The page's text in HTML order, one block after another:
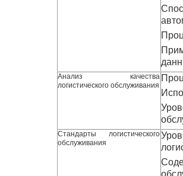
Анализ качества
логистического обслуживания
Стандарты логистического
обслуживания